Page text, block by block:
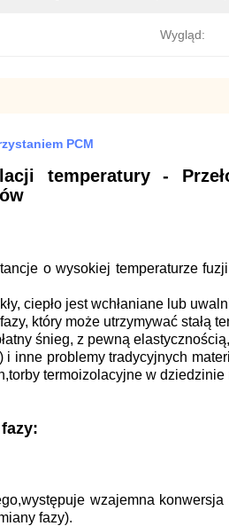
Wygląd:
PCM
temperatury -
o wysokiej temperaturze
ciepło jest wchłaniane lub
który może utrzymywać stałą
śnieg, z pewną
i inne problemy tradycyjnych
termoizolacyjne w
wzajemna konwersja
fazy).